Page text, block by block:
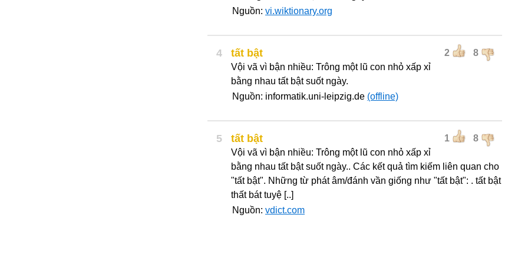
Nguồn: vi.wiktionary.org
4 2 8
tất bật
Vội vã vì bận nhiều: Trông một lũ con nhỏ xấp xỉ
bằng nhau tất bật suốt ngày.
Nguồn: informatik.uni-leipzig.de (offline)
5 1 8
tất bật
Vội vã vì bận nhiều: Trông một lũ con nhỏ xấp xỉ
bằng nhau tất bật suốt ngày.. Các kết quả tìm kiếm liên quan cho
"tất bật". Những từ phát âm/đánh vần giống như "tất bật": . tất bật
thất bát tuyệ [..]
Nguồn: vdict.com